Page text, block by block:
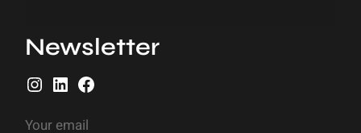
Newsletter
I L F
a